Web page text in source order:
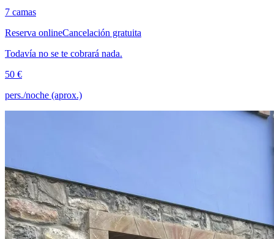
7 camas
Reserva onlineCancelación gratuita
Todavía no se te cobrará nada.
50 €
pers./noche (aprox.)